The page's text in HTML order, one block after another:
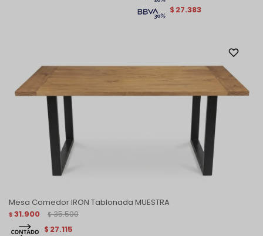
$ 27.383
Mesa Comedor IRON Tablonada MUESTRA
$ 31.900 $ 35.500
$ 27.115